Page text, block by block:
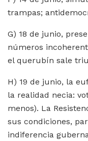
trampas;
G) 18 de junio,
números
el querubín sale
H) 19 de junio, la
la realidad necia:
menos). La
sus condiciones,
indiferencia